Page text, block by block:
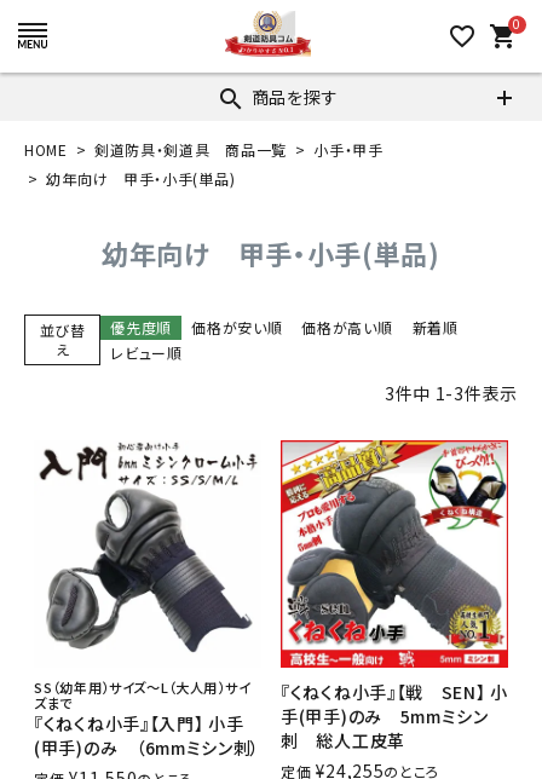
favorite_border 0
shopping_cart
search 商品を探す
HOME 剣道防具・剣道具 商品一覧
小手・甲手
幼年向け 甲手・小手(単品)
幼年向け 甲手・小手(単品)
並び替
え
優先度順 価格が安い順 価格が高い順
新着順
レビュー順
3件中 1-3件表示
SS（幼年用）サイズ～L（大人用）サイ
ズまで
『くねくね小手』【入門】 小手
(甲手)のみ （6mmミシン刺）
『くねくね小手』【戦 SEN】 小
手(甲手)のみ 5mmミシン
刺 総人工皮革
定価 ¥24,255のところ